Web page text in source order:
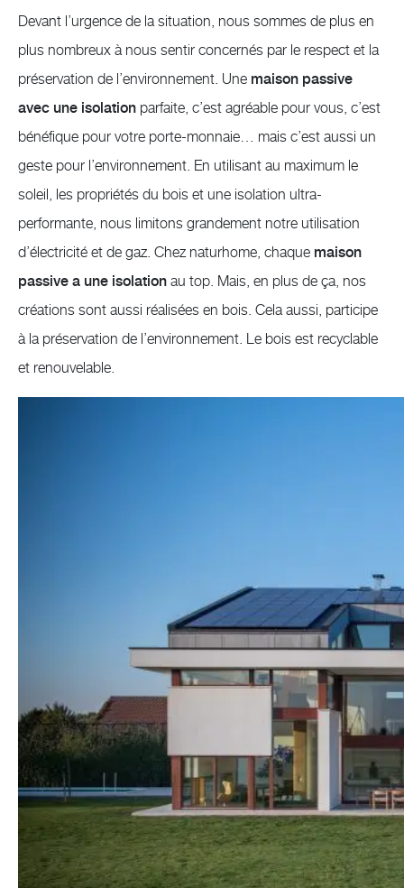
Devant l’urgence de la situation, nous sommes de plus en
plus nombreux à nous sentir concernés par le respect et la
préservation de l’environnement. Une maison passive
avec une isolation parfaite, c’est agréable pour vous, c’est
bénéfique pour votre porte-monnaie… mais c’est aussi un
geste pour l’environnement. En utilisant au maximum le
soleil, les propriétés du bois et une isolation ultra-
performante, nous limitons grandement notre utilisation
d’électricité et de gaz. Chez naturhome, chaque maison
passive a une isolation au top. Mais, en plus de ça, nos
créations sont aussi réalisées en bois. Cela aussi, participe
à la préservation de l’environnement. Le bois est recyclable
et renouvelable.